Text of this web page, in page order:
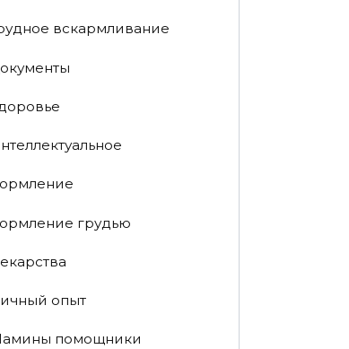
вскармливание
грудью
опыт
помощники